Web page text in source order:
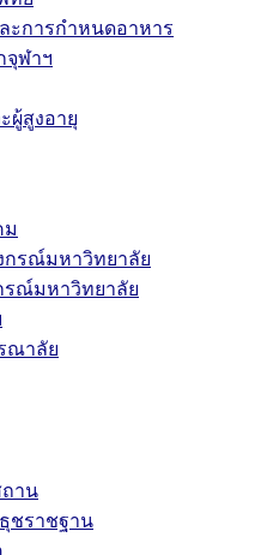
ะการกำหนดอาหาร
จุฬาฯ
ผู้สูงอายุ
ม
กรณ์มหาวิทยาลัย
รณ์มหาวิทยาลัย
ณาลัย
าน
ชราชฐาน